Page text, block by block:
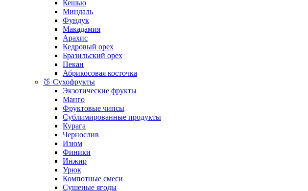
Кешью
Миндаль
Фундук
Макадамия
Арахис
Кедровый орех
Бразильский орех
Пекан
Абрикосовая косточка
🍑 Сухофрукты
Экзотические фрукты
Манго
Фруктовые чипсы
Сублимированные продукты
Курага
Чернослив
Изюм
Финики
Инжир
Урюк
Компотные смеси
Сушеные ягоды